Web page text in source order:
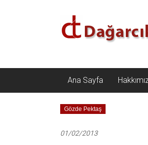
Dağarcık
Türkiye
Türkiye
Cumhuriyeti…
Ana Sayfa
Gözde Pektaş
01/02/2013